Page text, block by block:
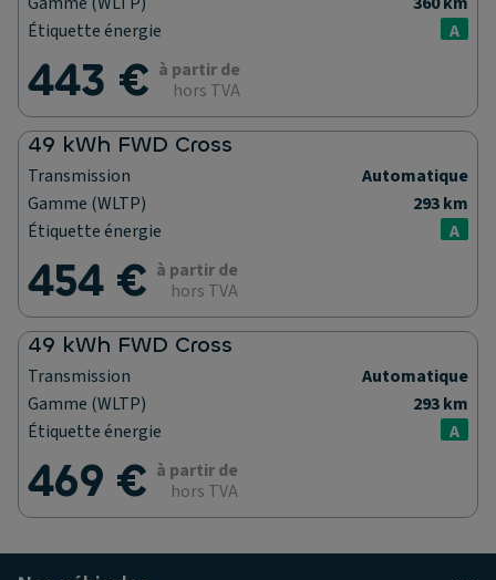
Étiquette énergie
A
443 € à partir de
hors TVA
49 kWh FWD Cross
Transmission
Automatique
Gamme (WLTP)
293 km
Étiquette énergie
A
454 € à partir de
hors TVA
49 kWh FWD Cross
Transmission
Automatique
Gamme (WLTP)
293 km
Étiquette énergie
A
469 € à partir de
hors TVA